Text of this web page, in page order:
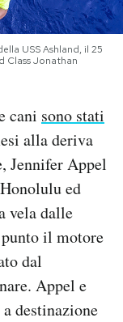
USS Ashland, il 25
Class Jonathan
cani sono stati
alla deriva
Jennifer Appel
ed
vela dalle
il motore
dal
Appel e
destinazione